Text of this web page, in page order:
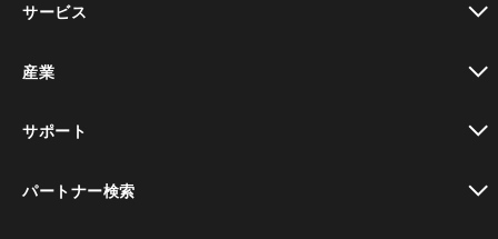
サービス
産業
サポート
パートナー検索